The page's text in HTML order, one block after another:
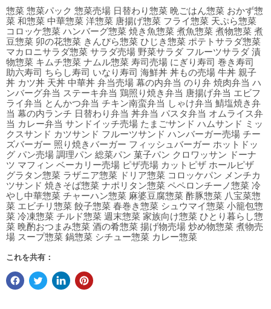
惣菜 惣菜パック 惣菜売場 日替わり惣菜 晩ごはん惣菜 おかず惣
菜 和惣菜 中華惣菜 洋惣菜 唐揚げ惣菜 フライ惣菜 天ぷら惣菜
コロッケ惣菜 ハンバーグ惣菜 焼き魚惣菜 煮魚惣菜 煮物惣菜 煮
豆惣菜 卯の花惣菜 きんぴら惣菜 ひじき惣菜 ポテトサラダ惣菜
マカロニサラダ惣菜 サラダ売場 野菜サラダ フルーツサラダ 漬
物惣菜 キムチ惣菜 ナムル惣菜 寿司売場 にぎり寿司 巻き寿司
助六寿司 ちらし寿司 いなり寿司 海鮮丼 丼もの売場 牛丼 親子
丼 カツ丼 天丼 中華丼 弁当売場 幕の内弁当 のり弁 焼肉弁当 ハ
ンバーグ弁当 ステーキ弁当 鶏照り焼き弁当 唐揚げ弁当 エビフ
ライ弁当 とんかつ弁当 チキン南蛮弁当 しゃけ弁当 鯖塩焼き弁
当 幕の内ランチ 日替わり弁当 丼弁当 パスタ弁当 オムライス弁
当 カレー弁当 サンドイッチ売場 たまごサンド ハムサンド ミッ
クスサンド カツサンド フルーツサンド ハンバーガー売場 チー
ズバーガー 照り焼きバーガー フィッシュバーガー ホットドッ
グ パン売場 調理パン 総菜パン 菓子パン クロワッサン ドーナ
ツ マフィン ベーカリー売場 ピザ売場 カットピザ ホールピザ
グラタン惣菜 ラザニア惣菜 ドリア惣菜 コロッケパン メンチカ
ツサンド 焼きそば惣菜 ナポリタン惣菜 ペペロンチーノ惣菜 冷
やし中華惣菜 チャーハン惣菜 麻婆豆腐惣菜 酢豚惣菜 八宝菜惣
菜 エビチリ惣菜 餃子惣菜 春巻き惣菜 シュウマイ惣菜 小籠包惣
菜 冷凍惣菜 チルド惣菜 週末惣菜 家族向け惣菜 ひとり暮らし惣
菜 晩酌おつまみ惣菜 酒の肴惣菜 揚げ物売場 炒め物惣菜 煮物売
場 スープ惣菜 鍋惣菜 シチュー惣菜 カレー惣菜
これを共有：